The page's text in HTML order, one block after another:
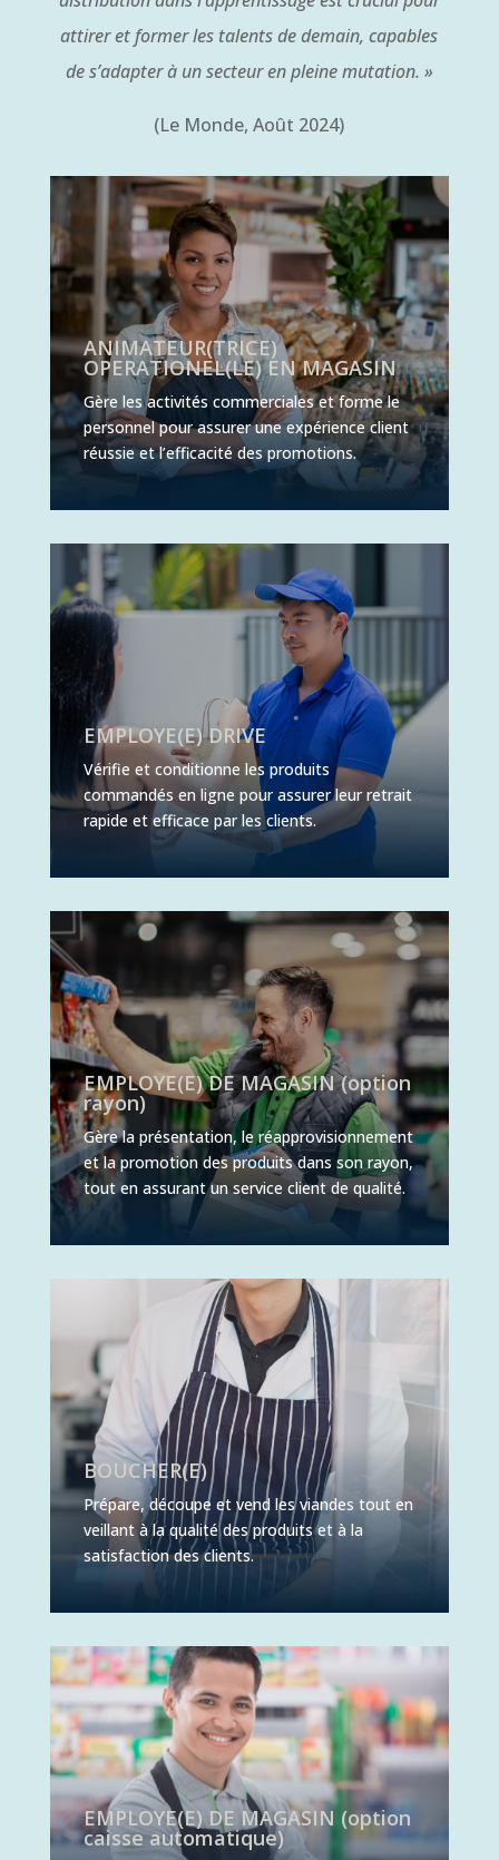
attirer et former les talents de demain, capables
de s’adapter à un secteur en pleine mutation. »
(Le Monde, Août 2024)
ANIMATEUR(TRICE)
OPERATIONEL(LE) EN MAGASIN
Gère les activités commerciales et forme le
personnel pour assurer une expérience client
réussie et l’efficacité des promotions.
EMPLOYE(E) DRIVE
Vérifie et conditionne les produits
commandés en ligne pour assurer leur retrait
rapide et efficace par les clients.
EMPLOYE(E) DE MAGASIN (option
rayon)
Gère la présentation, le réapprovisionnement
et la promotion des produits dans son rayon,
tout en assurant un service client de qualité.
BOUCHER(E)
Prépare, découpe et vend les viandes tout en
veillant à la qualité des produits et à la
satisfaction des clients.
EMPLOYE(E) DE MAGASIN (option
caisse automatique)